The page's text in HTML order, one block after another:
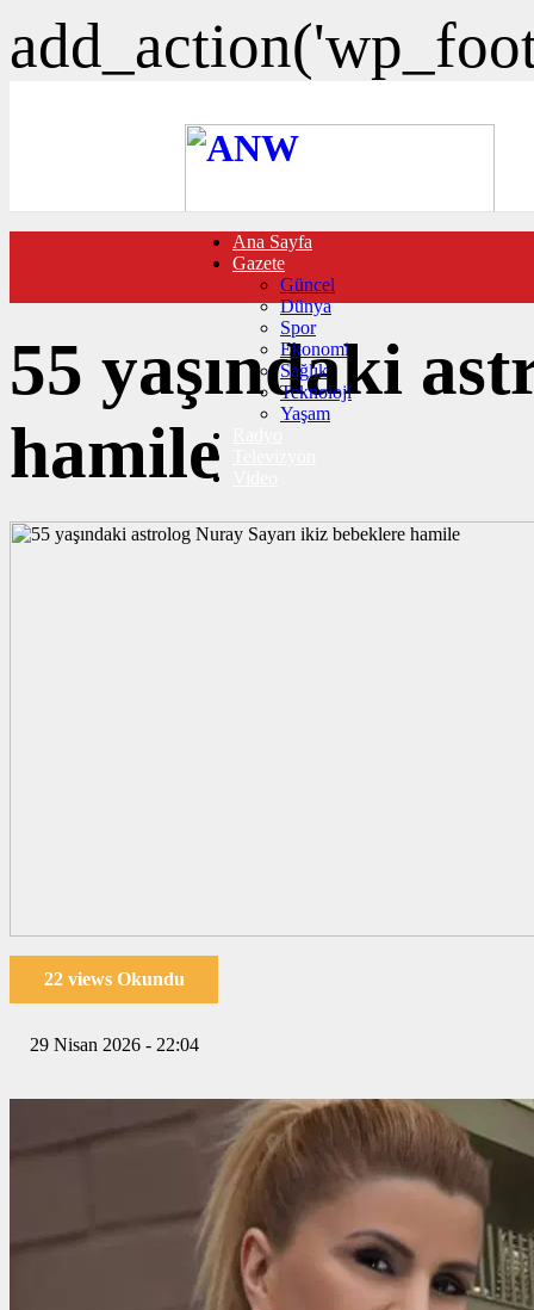
FOTO GALERİ
VIDEO GALERİ
TRAFİK DURUMU
NÖBETÇİ ECZANELER
CANLI SONUÇLAR
HABER GÖNDER
BURÇLAR
İLETİŞİM
Ana Sayfa
Gazete
Güncel
Dünya
Spor
Ekonomi
Sağlık
Teknoloji
Yaşam
55 yaşındaki
hamile
22 views Okundu
29 Nisan 2026 - 22:04